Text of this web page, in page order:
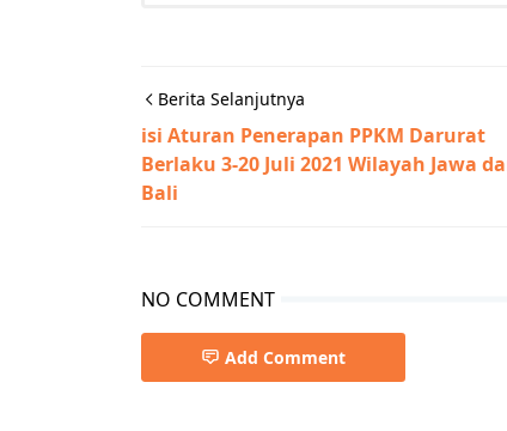
Berita Selanjutnya
isi Aturan Penerapan PPKM Darurat
Berlaku 3-20 Juli 2021 Wilayah Jawa
Bali
NO COMMENT
Add Comment